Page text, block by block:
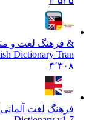
& فرهنگ لغت و مترجم
English Dictionary Tran
فرهنگ لغت آلمانی